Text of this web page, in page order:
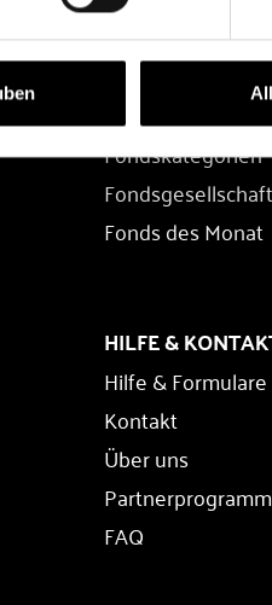
FONDS
Fondssuche
Fondskategorien
Fonds des Monat
HILFE &
Hilfe & Formulare
Kontakt
Über uns
Partnerprogramm
FAQ